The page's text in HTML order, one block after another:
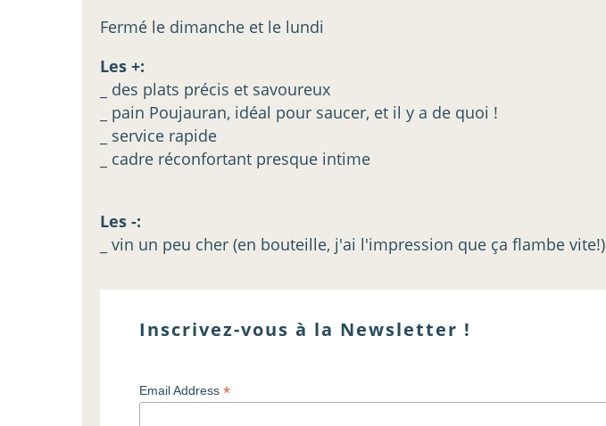
Fermé le dimanche et le lundi
Les +:
_ des plats précis et savoureux
_ pain Poujauran, idéal pour saucer, et il y a de quoi !
_ service rapide
_ cadre réconfortant presque intime
Les -:
_ vin un peu cher (en bouteille, j'ai l'impression que ça flambe vite!)
Inscrivez-vous à la Newsletter !
Email Address*